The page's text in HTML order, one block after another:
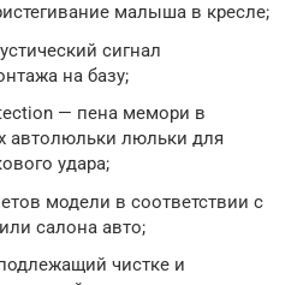
малыша в кресле;
сигнал
на базу;
— пена мемори в
автолюльки люльки для
удара;
модели в соответствии с
салона авто;
чистке и